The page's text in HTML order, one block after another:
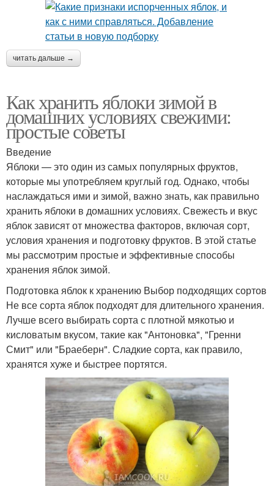
читать дальше →
Как хранить яблоки зимой в
домашних условиях свежими:
простые советы
Введение
Яблоки — это один из самых популярных фруктов,
которые мы употребляем круглый год. Однако, чтобы
наслаждаться ими и зимой, важно знать, как правильно
хранить яблоки в домашних условиях. Свежесть и вкус
яблок зависят от множества факторов, включая сорт,
условия хранения и подготовку фруктов. В этой статье
мы рассмотрим простые и эффективные способы
хранения яблок зимой.
Подготовка яблок к хранению Выбор подходящих сортов
Не все сорта яблок подходят для длительного хранения.
Лучше всего выбирать сорта с плотной мякотью и
кисловатым вкусом, такие как "Антоновка", "Гренни
Смит" или "Браеберн". Сладкие сорта, как правило,
хранятся хуже и быстрее портятся.